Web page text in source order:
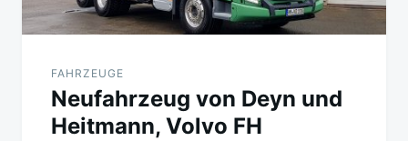
FAHRZEUGE
Neufahrzeug von Deyn und
Heitmann, Volvo FH